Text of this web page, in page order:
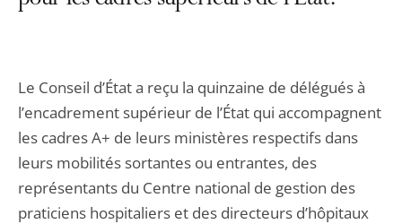
Le Conseil d’État a reçu la quinzaine de délégués à
l’encadrement supérieur de l’État qui accompagnent
les cadres A+ de leurs ministères respectifs dans
leurs mobilités sortantes ou entrantes, des
représentants du Centre national de gestion des
praticiens hospitaliers et des directeurs d’hôpitaux